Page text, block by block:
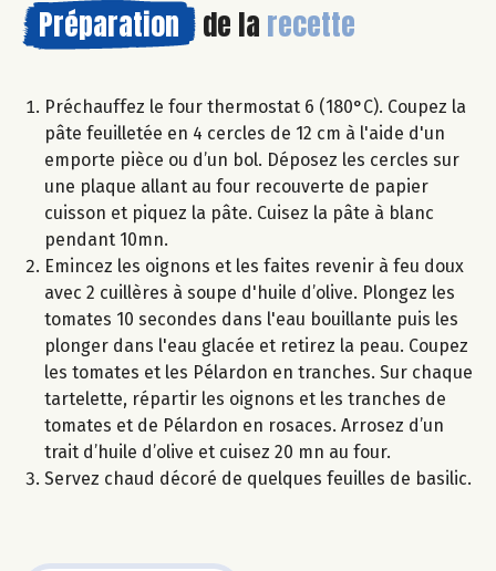
Préparation de la recette
Préchauffez le four thermostat 6 (180°C). Coupez la
pâte feuilletée en 4 cercles de 12 cm à l'aide d'un
emporte pièce ou d’un bol. Déposez les cercles sur
une plaque allant au four recouverte de papier
cuisson et piquez la pâte. Cuisez la pâte à blanc
pendant 10mn.
Emincez les oignons et les faites revenir à feu doux
avec 2 cuillères à soupe d'huile d’olive. Plongez les
tomates 10 secondes dans l'eau bouillante puis les
plonger dans l'eau glacée et retirez la peau. Coupez
les tomates et les Pélardon en tranches. Sur chaque
tartelette, répartir les oignons et les tranches de
tomates et de Pélardon en rosaces. Arrosez d’un
trait d’huile d’olive et cuisez 20 mn au four.
Servez chaud décoré de quelques feuilles de basilic.